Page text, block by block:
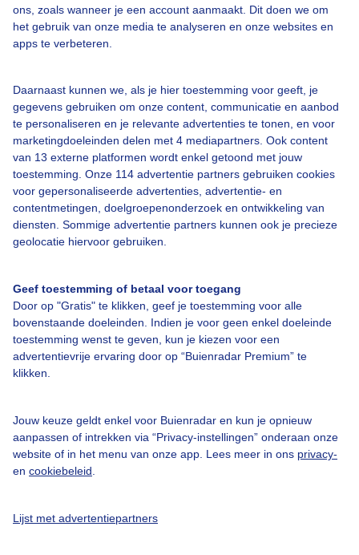
ons, zoals wanneer je een account aanmaakt. Dit doen we om
het gebruik van onze media te analyseren en onze websites en
apps te verbeteren.
Daarnaast kunnen we, als je hier toestemming voor geeft, je
gegevens gebruiken om onze content, communicatie en aanbod
te personaliseren en je relevante advertenties te tonen, en voor
marketingdoeleinden delen met 4 mediapartners. Ook content
van 13 externe platformen wordt enkel getoond met jouw
toestemming. Onze 114 advertentie partners gebruiken cookies
voor gepersonaliseerde advertenties, advertentie- en
contentmetingen, doelgroepenonderzoek en ontwikkeling van
diensten. Sommige advertentie partners kunnen ook je precieze
geolocatie hiervoor gebruiken.
Geef toestemming of betaal voor toegang
Door op "Gratis" te klikken, geef je toestemming voor alle
bovenstaande doeleinden. Indien je voor geen enkel doeleinde
toestemming wenst te geven, kun je kiezen voor een
advertentievrije ervaring door op “Buienradar Premium” te
klikken.
Jouw keuze geldt enkel voor Buienradar en kun je opnieuw
aanpassen of intrekken via “Privacy-instellingen” onderaan onze
website of in het menu van onze app. Lees meer in ons privacy-
en cookiebeleid
Lijst met advertentiepartners
Een moment geduld aub...
Over Buienradar
Veelgestelde vragen
Contact
Toegankelijkheid
Gebruikersvoorwaarden
Buienradar Team
Privacy beleid
Privacy instellingen